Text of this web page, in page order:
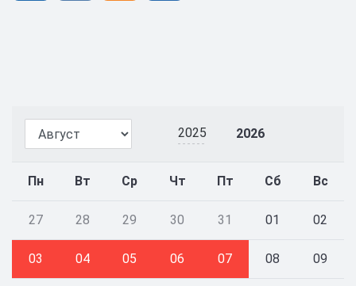
2025 2026
Пн Вт Ср Чт Пт Сб Вс
27 28 29 30 31 01 02
03 04 05 06 07 08 09